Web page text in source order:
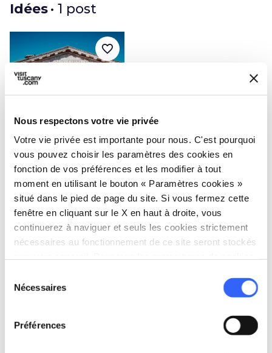
Nous respectons votre vie privée
Votre vie privée est importante pour nous. C'est pourquoi
vous pouvez choisir les paramètres des cookies en
fonction de vos préférences et les modifier à tout
moment en utilisant le bouton « Paramètres cookies »
situé dans le pied de page du site. Si vous fermez cette
fenêtre en cliquant sur le X en haut à droite, vous
continuerez à naviguer et seuls les cookies strictement
nécessaires au fonctionnement de ce site seront stockés
Nécessaires
Préférences
Idées• 1 post
color_lens Idées
10 choses que vous
ne savez peut-être
pas sur les Étrusques
favorite_border
Parcours• 1 post